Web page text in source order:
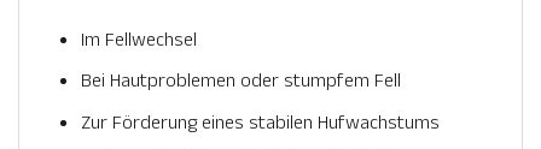
Im Fellwechsel
Bei Hautproblemen oder stumpfem Fell
Zur Förderung eines stabilen Hufwachstums